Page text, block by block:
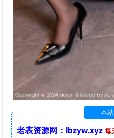
本
老表资源网：lbzyw.xyz 每